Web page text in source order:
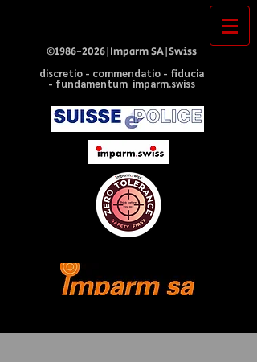
©1986-2026|Imparm SA|Swiss
discretio - commendatio - fiducia
- fundamentum imparm.swiss